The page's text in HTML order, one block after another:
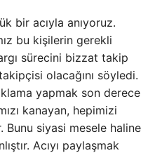
bir acıyla anıyoruz.
bu kişilerin gerekli
sürecini bizzat takip
olacağını söyledi.
yapmak son derece
kanayan, hepimizi
siyasi mesele haline
Acıyı paylaşmak